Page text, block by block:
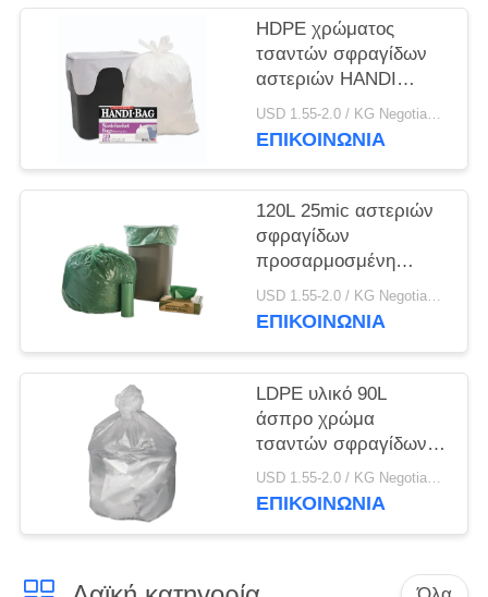
HDPE χρώματος
τσαντών σφραγίδων
αστεριών HANDI
πλαστικό άσπρο υλικό
5,5 - πάχος 25MIC
USD 1.55-2.0 / KG Negotiable MOQ:1000KGS
ΕΠΙΚΟΙΝΩΝΊΑ
120L 25mic αστεριών
σφραγίδων
προσαρμοσμένη
τσάντες υψηλή
διάρκεια χρώματος
USD 1.55-2.0 / KG Negotiable MOQ:1000KGS
ΕΠΙΚΟΙΝΩΝΊΑ
LDPE υλικό 90L
άσπρο χρώμα
τσαντών σφραγίδων
αστεριών φιλικό προς
το περιβάλλον
USD 1.55-2.0 / KG Negotiable MOQ:1000KGS
ΕΠΙΚΟΙΝΩΝΊΑ